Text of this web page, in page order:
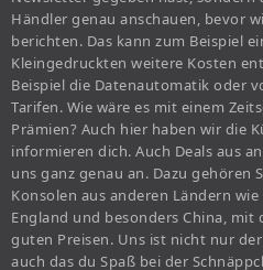
Händler genau anschauen, bevor
berichten. Das kann zum Beispiel
Kleingedruckten weitere Kosten
Beispiel die Datenautomatik oder
Tarifen. Wie wäre es mit einem
Prämien? Auch hier haben wir die
informieren dich. Auch Deals aus
uns ganz genau an. Dazu gehören
Konsolen aus anderen Ländern
England und besonders China, mit
guten Preisen. Uns ist nicht nur
auch das du Spaß bei der